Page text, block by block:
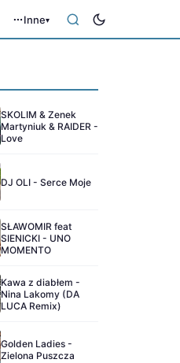
Inne▾
SKOLIM & Zenek
Martyniuk & RAIDER -
Love
DJ OLI - Serce Moje
SŁAWOMIR feat
SIENICKI - UNO
MOMENTO
Kawa z diabłem -
Nina Lakomy (DA
LUCA Remix)
Golden Ladies -
Zielona Puszcza